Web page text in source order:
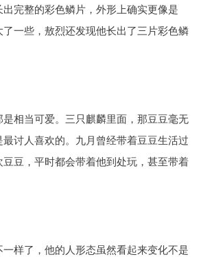
完整的彩色鳞片，外形上确实更像是
一些，敖烈还发现他长出了三片彩色鳞
相当可爱。三只麒麟里面，那豆豆毫无
讨人喜欢的。九月曾经带着豆豆生活过
豆，平时都会带着他到处玩，甚至带着
样了，他的人形态虽然看起来变化不是